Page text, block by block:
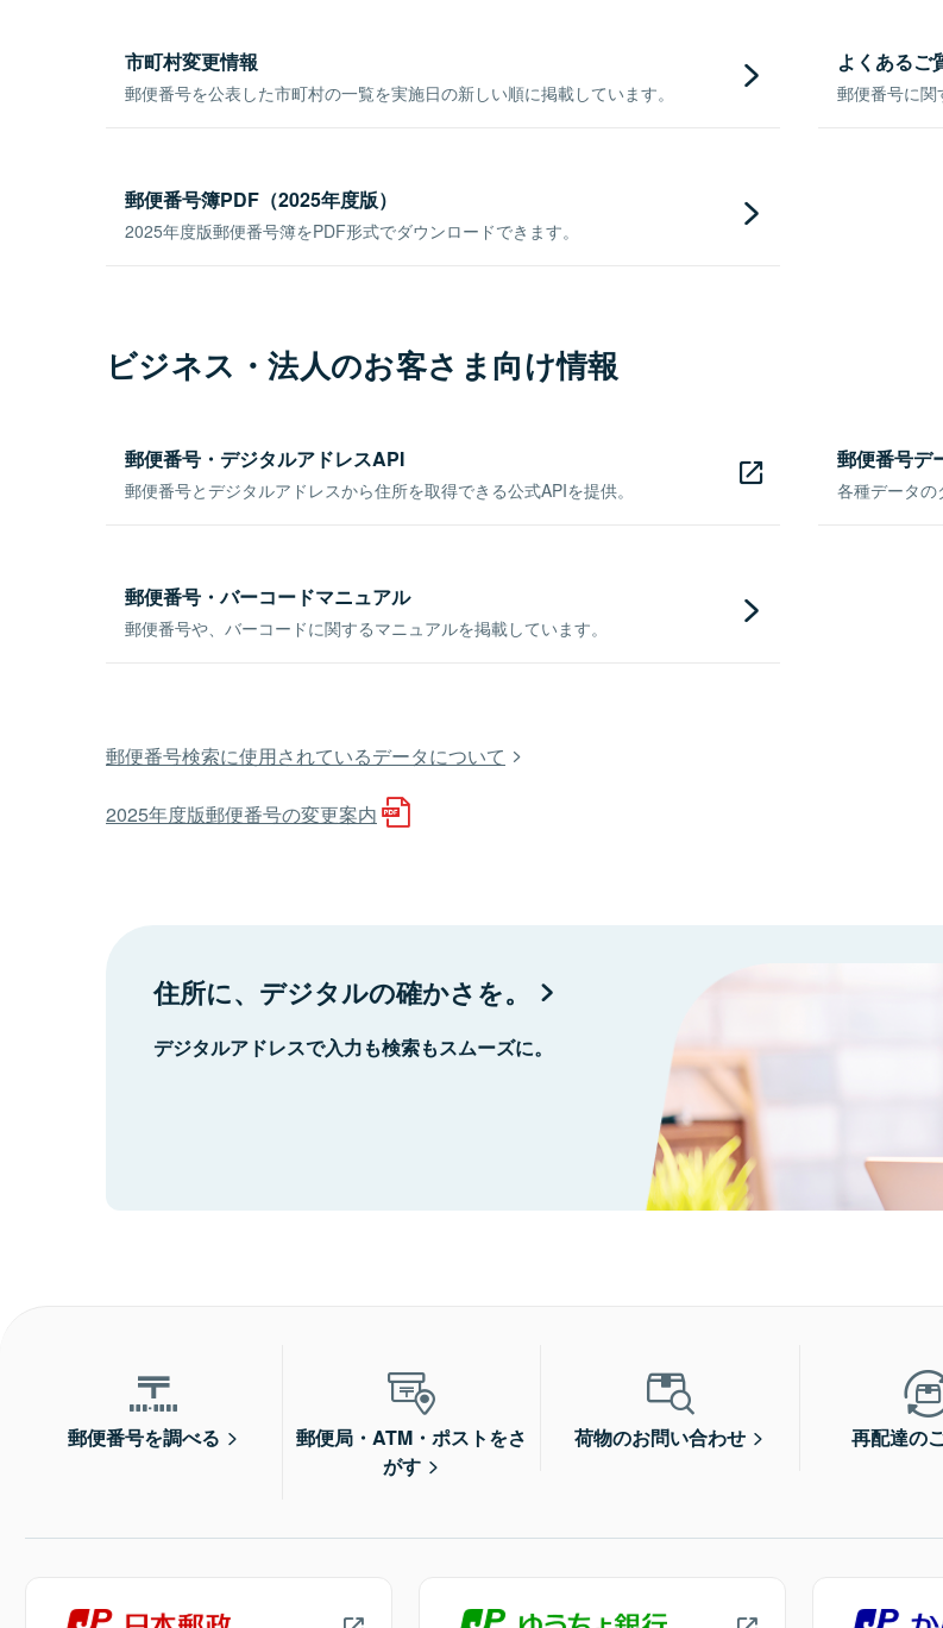
市町村変更情報
郵便番号を公表した市町村の一覧を実施日の新しい順に掲載しています。
よくあるご
郵便番号に関
郵便番号簿PDF（2025年度版）
2025年度版郵便番号簿をPDF形式でダウンロードできます。
ビジネス・法人のお客さま向け情報
郵便番号・デジタルアドレスAPI
郵便番号とデジタルアドレスから住所を取得できる公式APIを提供。
郵便番号デ
各種データの
郵便番号・バーコードマニュアル
郵便番号や、バーコードに関するマニュアルを掲載しています。
郵便番号検索に使用されているデータについて
2025年度版郵便番号の変更案内
住所に、デジタルの確かさを。
デジタルアドレスで入力も検索もスムーズに。
郵便番号を調べる
郵便局・ATM・ポストをさ
がす
荷物のお問い合わせ 再配達の